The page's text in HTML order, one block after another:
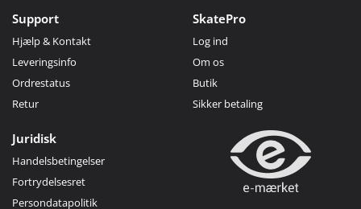
Support
Hjælp & Kontakt
Leveringsinfo
Ordrestatus
Retur
SkatePro
Log ind
Om os
Butik
Sikker betaling
Juridisk
Handelsbetingelser
Fortrydelsesret
Persondatapolitik